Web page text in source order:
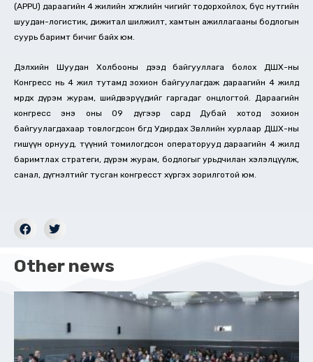
(APPU) дараагийн 4 жилийн хөгжлийн чигийг тодорхойлох, бүс нутгийн
шуудан-логистик, дижитал шилжилт, хамтын ажиллагааны бодлогын
суурь баримт бичиг байх юм.
Дэлхийн Шуудан Холбооны дээд байгууллага болох ДШХ-ны
Конгресс нь 4 жил тутамд зохион байгуулагдаж дараагийн 4 жилд
мөрдөх дүрэм журам, шийдвэрүүдийг гаргадаг онцлогтой. Дараагийн
конгресс энэ оны 09 дүгээр сард Дубай хотод зохион
байгуулагдахаар товлогдсон бөгөөд Удирдах Зөвлөлийн хурлаар ДШХ-ны
гишүүн орнууд, түүний томилогдсон операторууд дараагийн 4 жилд
баримтлах стратеги, дүрэм журам, бодлогыг урьдчилан хэлэлцүүлж,
санал, дүгнэлтийг тусган конгресст хүргэх зорилготой юм.
Other news